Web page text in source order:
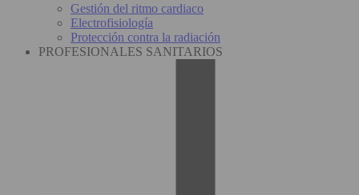
Gestión del ritmo cardiaco
Electrofisiología
Protección contra la radiación
PROFESIONALES SANITARIOS